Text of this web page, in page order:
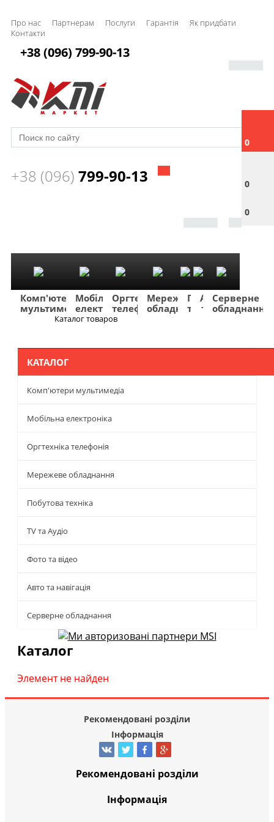
Про нас Партнерам Послуги Гарантія
Як придбати
Контакти
0
0
0
+38 (096) 799-90-13
+38 (096) 799-90-13
Комп'ютери
мультимедіа
Мобільна
електроніка
Оргтехніка
телефонія
Мережеве
обладнання
Побутова
техніка
TV
та
Фото
та
Авто
та
Серверне
обладнання
Каталог товаров
КАТАЛОГ
Комп'ютери мультимедіа
Мобільна електроніка
Оргтехніка телефонія
Мережеве обладнання
Побутова техніка
TV та Аудіо
Фото та відео
Авто та навігація
Серверне обладнання
Каталог
Элемент не найден
Рекомендовані розділи
Інформація
Рекомендовані розділи
Інформація